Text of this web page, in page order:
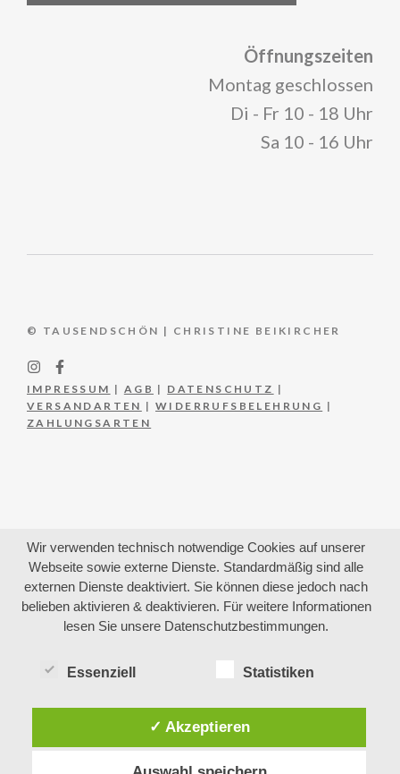
Öffnungszeiten
Montag geschlossen
Di - Fr 10 - 18 Uhr
Sa 10 - 16 Uhr
© TAUSENDSCHÖN | CHRISTINE BEIKIRCHER
IMPRESSUM | AGB | DATENSCHUTZ |
VERSANDARTEN |WIDERRUFSBELEHRUNG |
ZAHLUNGSARTEN
Wir verwenden technisch notwendige Cookies auf unserer
Webseite sowie externe Dienste. Standardmäßig sind alle
externen Dienste deaktiviert. Sie können diese jedoch nach
belieben aktivieren & deaktivieren. Für weitere Informationen
lesen Sie unsere Datenschutzbestimmungen.
Essenziell Statistiken
✓ Akzeptieren